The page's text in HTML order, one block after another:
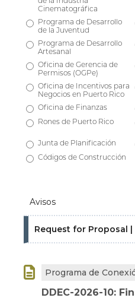
Cinematográfica
Programa de Desarrollo
de la Juventud
Programa de Desarrollo
Artesanal
Oficina de Gerencia de
Permisos (OGPe)
Oficina de Incentivos para
Negocios en Puerto Rico
Oficina de Finanzas
Rones de Puerto Rico
Junta de Planificación
Códigos de Construcción
Avisos
Request for Proposal |
 Programa de
DDEC-2026-10: